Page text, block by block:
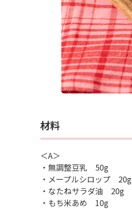
材料
＜A＞
・無調整豆乳 50g
・メープルシロップ 20g
・なたねサラダ油 20g
・もち米あめ 10g